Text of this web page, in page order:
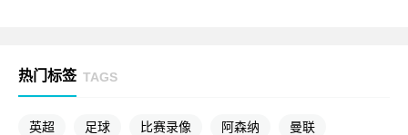
热门标签 TAGS
英超 足球 比赛录像 阿森纳 曼联